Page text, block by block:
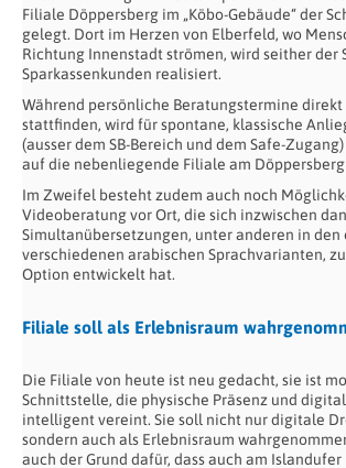
Filiale Döppersberg im „Köbo-Gebäude“ der
gelegt. Dort im Herzen von Elberfeld, wo
Richtung Innenstadt strömen, wird seither der
Sparkassenkunden realisiert.
Während persönliche Beratungstermine
stattfinden, wird für spontane, klassische
(ausser dem SB-Bereich und dem Safe-
auf die nebenliegende Filiale am
Im Zweifel besteht zudem auch noch
Videoberatung vor Ort, die sich inzwischen
Simultanübersetzungen, unter anderen in den
verschiedenen arabischen Sprachvarianten,
Option entwickelt hat.
Filiale soll als Erlebnisraum
Die Filiale von heute ist neu gedacht, sie ist
Schnittstelle, die physische Präsenz und
intelligent vereint. Sie soll nicht nur digitale
sondern auch als Erlebnisraum
auch der Grund dafür, dass auch am